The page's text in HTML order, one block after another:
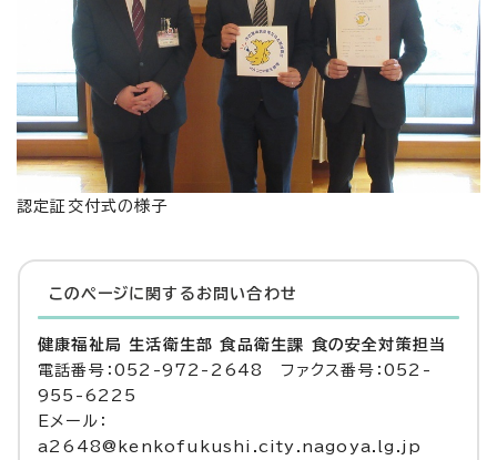
認定証交付式の様子
このページに関する お問い合わせ
健康福祉局 生活衛生部 食品衛生課 食の安全対策担当
電話番号：052-972-2648 ファクス番号：052-
955-6225
Eメール：
a2648@kenkofukushi.city.nagoya.lg.jp